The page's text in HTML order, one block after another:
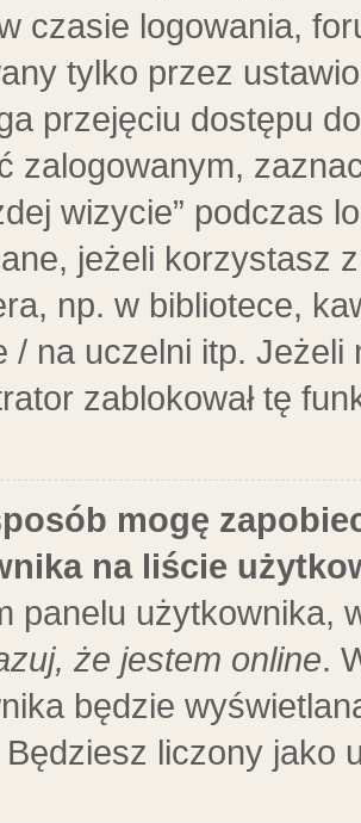
czasie logowania,
tylko przez
przejęciu dostępu
zalogowanym,
wizycie” podczas
jeżeli korzystasz
np. w bibliotece,
/ na uczelni itp.
zablokował tę
mogę
na liście
panelu użytkownika,
że jestem online.
będzie
Będziesz liczony jako